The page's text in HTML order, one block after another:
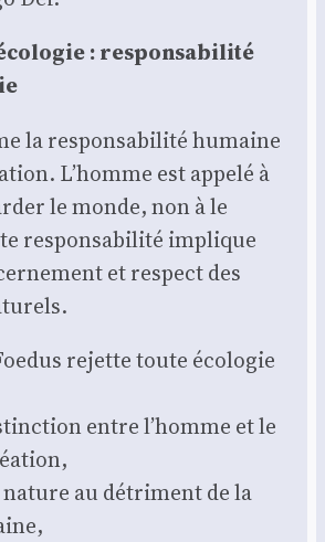
: res­pon­sa­bi­li­té
la res­pon­sa­bi­li­té humaine
L’homme est appe­lé à
le monde, non à le
res­pon­sa­bi­li­té implique
et res­pect des
rejette toute éco­lo­gie
entre l’homme et le
nature au détri­ment de la